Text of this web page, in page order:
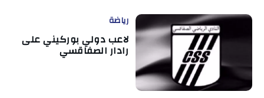
رياضة
لاعب دولي بوركيني على
رادار الصفاقسي